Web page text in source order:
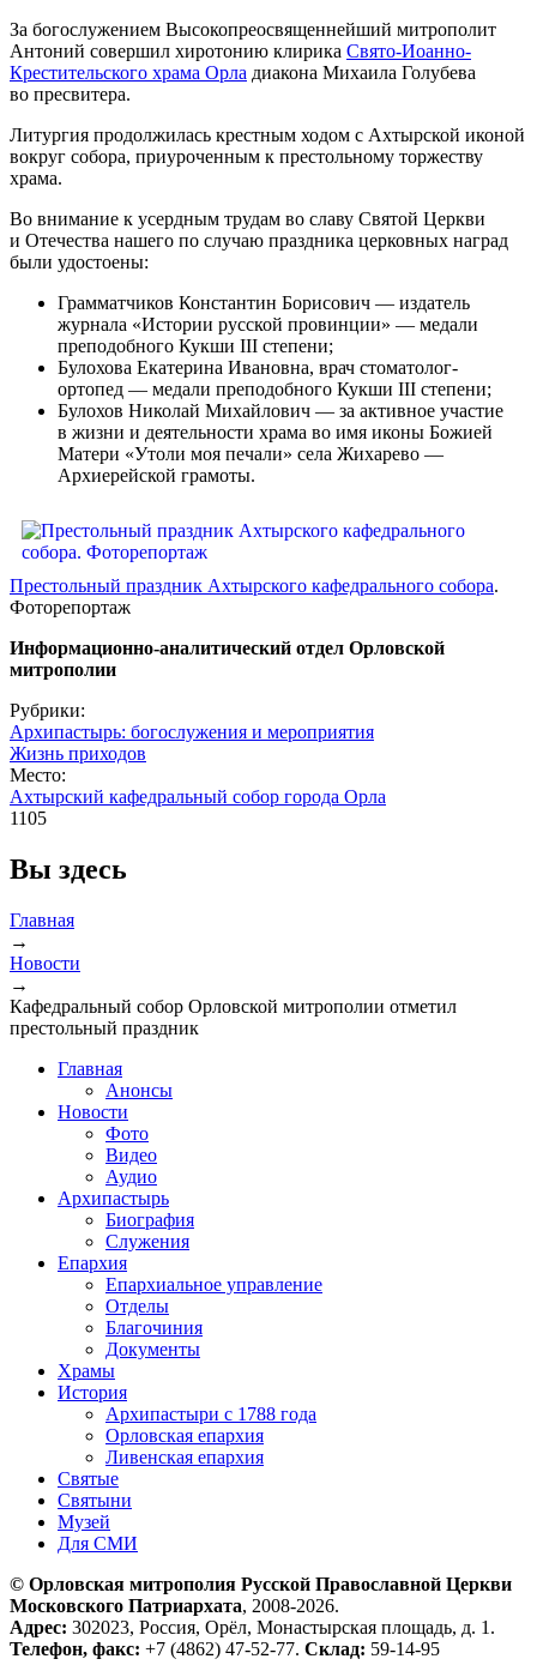
За богослужением Высокопреосвященнейший митрополит
Антоний совершил хиротонию клирика Свято-Иоанно-
Крестительского храма Орла диакона Михаила Голубева
во пресвитера.
Литургия продолжилась крестным ходом с Ахтырской иконой
вокруг собора, приуроченным к престольному торжеству
храма.
Во внимание к усердным трудам во славу Святой Церкви
и Отечества нашего по случаю праздника церковных наград
были удостоены:
Грамматчиков Константин Борисович — издатель
журнала «Истории русской провинции» — медали
преподобного Кукши III степени;
Булохова Екатерина Ивановна, врач стоматолог-
ортопед — медали преподобного Кукши III степени;
Булохов Николай Михайлович — за активное участие
в жизни и деятельности храма во имя иконы Божией
Матери «Утоли моя печали» села Жихарево —
Архиерейской грамоты.
Престольный праздник Ахтырского кафедрального собора.
Фоторепортаж
Информационно-аналитический отдел Орловской
митрополии
Рубрики:
Архипастырь: богослужения и мероприятия
Жизнь приходов
Место:
Ахтырский кафедральный собор города Орла
1105
Вы здесь
Главная
→
Новости
→
Кафедральный собор Орловской митрополии отметил
престольный праздник
Главная
Анонсы
Новости
Фото
Видео
Аудио
Архипастырь
Биография
Служения
Епархия
Епархиальное управление
Отделы
Благочиния
Документы
Храмы
История
Архипастыри с 1788 года
Орловская епархия
Ливенская епархия
Святые
Святыни
Музей
Для СМИ
© Орловская митрополия Русской Православной Церкви
Московского Патриархата, 2008-2026.
Адрес: 302023, Россия, Орёл, Монастырская площадь, д. 1.
Телефон, факс: +7 (4862) 47-52-77. Склад: 59-14-95